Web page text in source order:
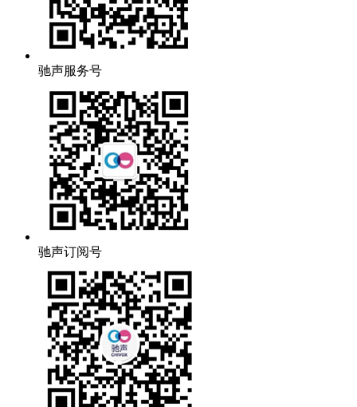
驰声服务号
驰声订阅号